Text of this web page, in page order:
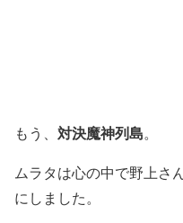
もう、 対決魔神列島。
ムラタは心の中で野上さ
にしました。